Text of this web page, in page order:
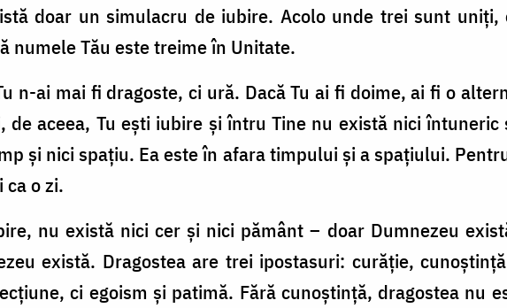
doar un simulacru de iubire. Acolo unde trei sunt uniți,
numele Tău este treime în Unitate.
n-ai mai fi dragoste, ci ură. Dacă Tu ai fi doime, ai fi o
de aceea, Tu ești iubire și întru Tine nu există nici
și nici spațiu. Ea este în afara timpului și a spațiului.
ca o zi.
nu există nici cer și nici pământ – doar Dumnezeu
există. Dragostea are trei ipostasuri: curăție,
ci egoism și patimă. Fără cunoștință, dragostea nu